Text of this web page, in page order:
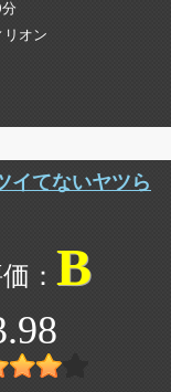
リオン
イてないヤツら
B